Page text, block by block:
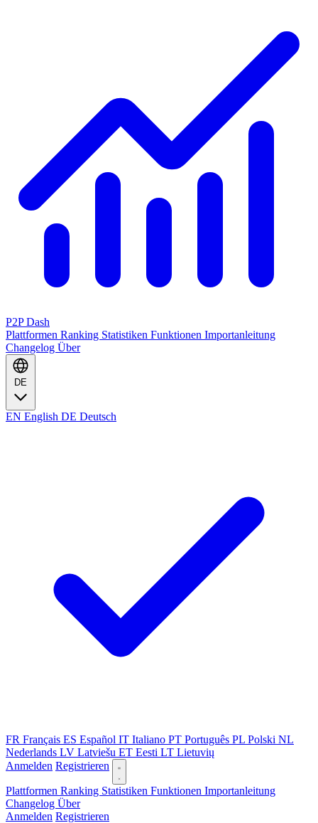
P2P Dash
Plattformen Ranking Statistiken Funktionen Importanleitung
Changelog Über
DE
EN English DE Deutsch
FR Français ES Español IT Italiano PT Português PL Polski NL
Nederlands LV Latviešu ET Eesti LT Lietuvių
Anmelden Registrieren
Plattformen Ranking Statistiken Funktionen Importanleitung
Changelog Über
Anmelden Registrieren